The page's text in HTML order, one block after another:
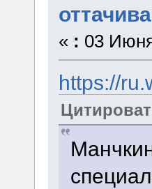
« : 03
https://